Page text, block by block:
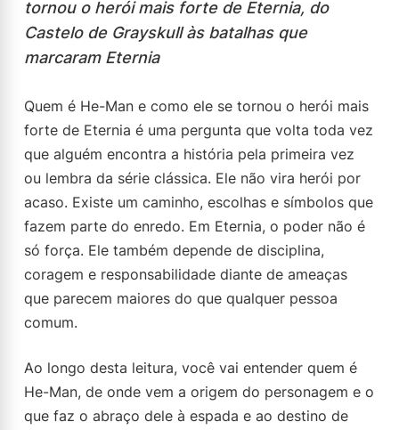
tornou o herói mais forte de Eternia, do
Castelo de Grayskull às batalhas que
marcaram Eternia
Quem é He-Man e como ele se tornou o herói mais
forte de Eternia é uma pergunta que volta toda vez
que alguém encontra a história pela primeira vez
ou lembra da série clássica. Ele não vira herói por
acaso. Existe um caminho, escolhas e símbolos que
fazem parte do enredo. Em Eternia, o poder não é
só força. Ele também depende de disciplina,
coragem e responsabilidade diante de ameaças
que parecem maiores do que qualquer pessoa
comum.
Ao longo desta leitura, você vai entender quem é
He-Man, de onde vem a origem do personagem e o
que faz o abraço dele à espada e ao destino de